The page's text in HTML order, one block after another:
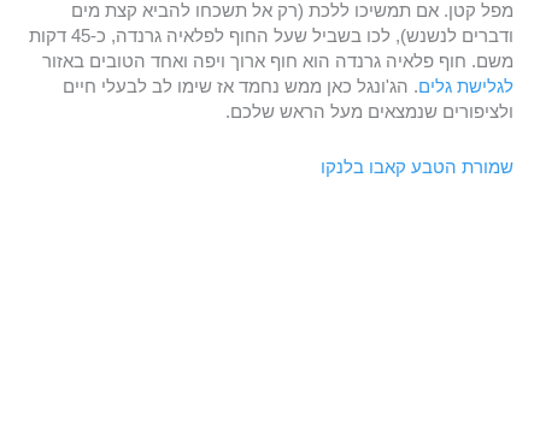
מפל קטן. אם תמשיכו ללכת (רק אל תשכחו להביא קצת מים
ודברים לנשנש), לכו בשביל שעל החוף לפלאיה גרנדה, כ-45 דקות
משם. חוף פלאיה גרנדה הוא חוף ארוך ויפה ואחד הטובים באזור
לגלישת גלים. הג'ונגל כאן ממש נחמד אז שימו לב לבעלי חיים
ולציפורים שנמצאים מעל הראש שלכם.
שמורת הטבע קאבו בלנקו